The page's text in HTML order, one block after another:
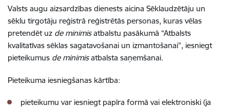
Valsts augu aizsardzības dienests aicina Sēklaudzētāju un
sēklu tirgotāju reģistrā reģistrētās personas, kuras vēlas
pretendēt uz de minimisatbalstu pasākumā “Atbalsts
kvalitatīvas sēklas sagatavošanai un izmantošanai”, iesniegt
pieteikumus de minimisatbalsta saņemšanai.
Pieteikuma iesniegšanas kārtība:
pieteikumu var iesniegt papīra formā vai elektroniski (ja